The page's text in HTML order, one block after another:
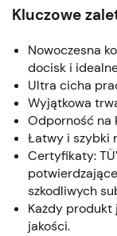
Kluczowe
Nowoczesna
docisk i
Ultra cicha
Wyjątkowa
Odporność na
Łatwy i szybki
Certyfikaty:
szkodliwych
Każdy
jakości.